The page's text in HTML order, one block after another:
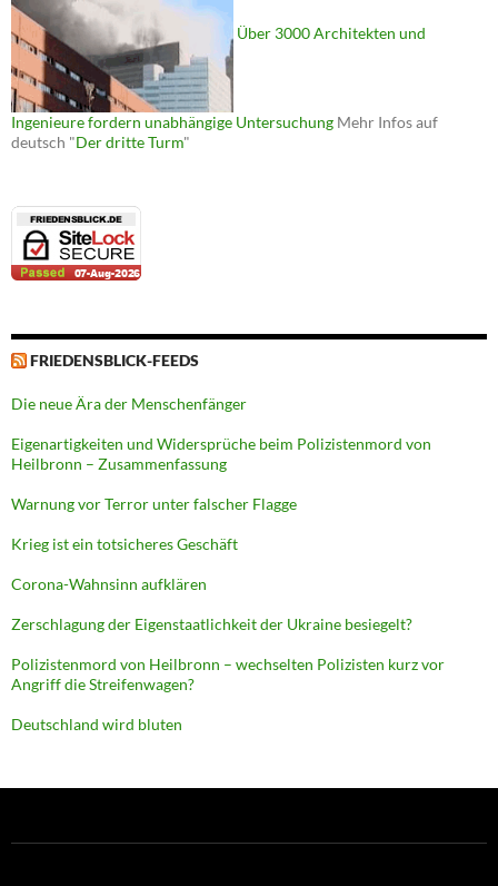
Über 3000 Architekten und
Ingenieure fordern unabhängige Untersuchung Mehr Infos auf
deutsch "Der dritte Turm"
FRIEDENSBLICK-FEEDS
Die neue Ära der Menschenfänger
Eigenartigkeiten und Widersprüche beim Polizistenmord von
Heilbronn – Zusammenfassung
Warnung vor Terror unter falscher Flagge
Krieg ist ein totsicheres Geschäft
Corona-Wahnsinn aufklären
Zerschlagung der Eigenstaatlichkeit der Ukraine besiegelt?
Polizistenmord von Heilbronn – wechselten Polizisten kurz vor
Angriff die Streifenwagen?
Deutschland wird bluten